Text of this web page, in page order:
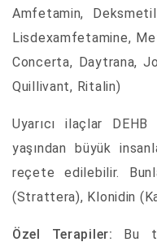
Amfetamin,
Lisdexamfetamine,
Concerta, Daytrana,
Quillivant, Ritalin)
Uyarıcı ilaçlar
yaşından büyük
reçete edilebilir.
(Strattera), Klonidin
Özel Terapiler: Bu